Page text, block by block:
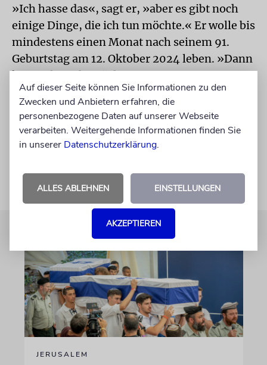
»Ich hasse das«, sagt er, »aber es gibt noch
einige Dinge, die ich tun möchte.« Er wolle bis
mindestens einen Monat nach seinem 91.
Geburtstag am 12. Oktober 2024 leben. »Dann
kann ich an der nächsten
Präsidentschaftswahl teilnehmen.«
Außerdem sei für einen spät berufenen
Rabbiner 91, also siebenmal 13, ein schönes
Alter.
JERUSALEM
Auf dieser Seite können Sie Informationen zu den
Zwecken und Anbietern erfahren, die
personenbezogene Daten auf unserer Webseite
verarbeiten. Weitergehende Informationen finden Sie
in unserer Datenschutzerklärung.
ALLES ABLEHNEN EINSTELLUNGEN
AKZEPTIEREN